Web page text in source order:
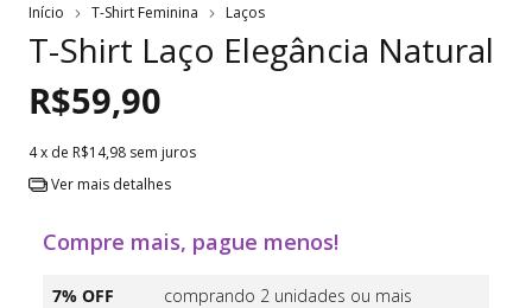
Início T-Shirt Feminina Laços
T-Shirt Laço Elegância Natural
R$59,90
4x de R$14,98 sem juros
Ver mais detalhes
Compre mais, pague menos!
7% OFF
comprando 2 unidades ou mais